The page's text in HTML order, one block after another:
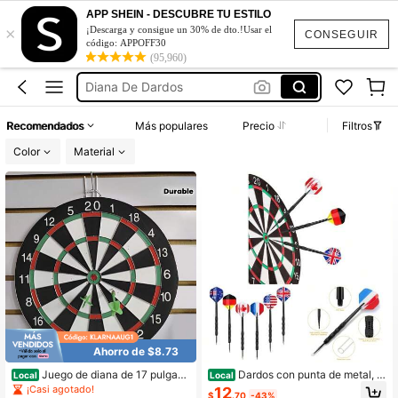
CONSEGUIR
×
APP SHEIN - DESCUBRE TU ESTILO
¡Descarga y consigue un 30% de dto.!Usar el
código: APPOFF30
(95,960)
Juego De Dardos
Juegos Para Adultos
Diana De Dardos
Juegos De Mesa
Juegos Para Adultos
Recomendados Más populares Precio
Filtros
Color
Material
Ahorro de $8.73
Local Juego de diana de 17 pulgada
s con 6 dardos, de material EVA dur
¡Casi agotado!
Local Dardos con punta de metal, d
ardos con punta de acero, dardos d
$12.70 -43%